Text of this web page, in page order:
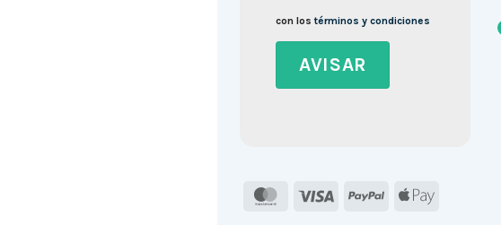
con lostérminos y condiciones
MasterCard
Visa PayPal Apple